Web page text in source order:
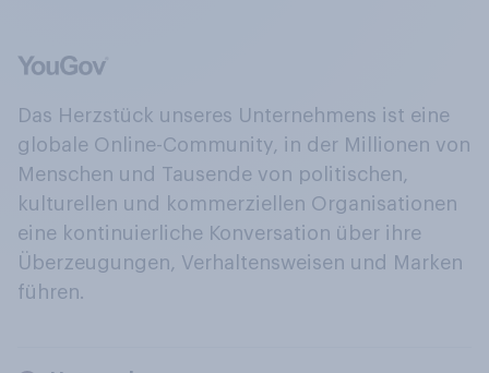
Das Herzstück unseres Unternehmens ist eine
globale Online-Community, in der Millionen von
Menschen und Tausende von politischen,
kulturellen und kommerziellen Organisationen
eine kontinuierliche Konversation über ihre
Überzeugungen, Verhaltensweisen und Marken
führen.